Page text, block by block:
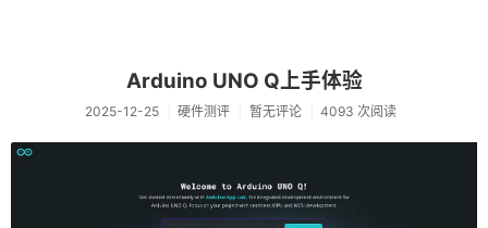
Arduino UNO Q上手体验
2025-12-25 硬件测评 暂无评论 4093 次阅读